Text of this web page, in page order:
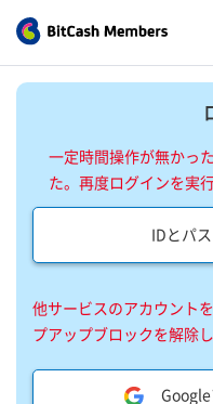
一定時間操作が無かっ
た。再度ログインを実
IDとパ
他サービスのアカウント
プアップブロックを解除